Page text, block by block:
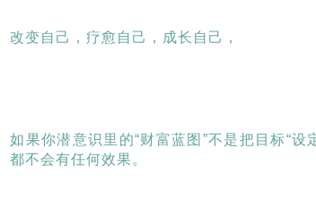
改变自己，疗愈自己，成长自己，
如果你潜意识里的“财富蓝图”不是把目标“
都不会有任何效果。